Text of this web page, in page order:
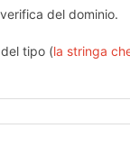
del dominio.
tipo (la stringa